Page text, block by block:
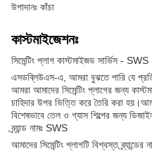
উপাদানঃ কাঁচা
কাস্টমাইজেশনঃ
সিমেন্টিং প্লাগ কাস্টমাইজড সার্ভিস - SWS
এসডব্লিউএস-এ, আমরা বুঝতে পারি যে
আমরা আমাদের সিমেন্টিং প্লাগের জন্য
চাহিদার উপর ভিত্তি করে তৈরি করা
বিশেষভাবে তেল ও গ্যাস শিল্পের জন্য
ব্র্যান্ড নামঃ SWS
আমাদের সিমেন্টিং প্লাগটি বিশ্বস্ত